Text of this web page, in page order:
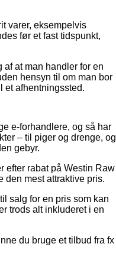
varer, eksempelvis
før et fast tidspunkt,
at man handler for en
hensyn til om man bor
et afhentningssted.
e-forhandlere, og så har
– til piger og drenge, og
gebyr.
efter rabat på Westin Raw
den mest attraktive pris.
salg for en pris som kan
trods alt inkluderet i en
du bruge et tilbud fra fx